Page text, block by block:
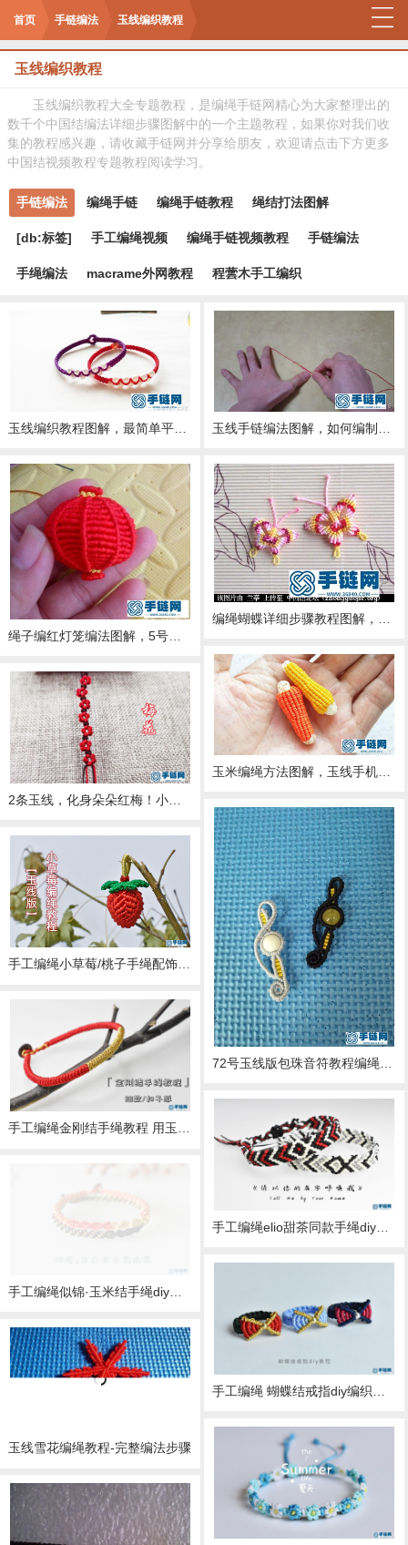
首页 手链编法 玉线编织教程
玉线编织教程
玉线编织教程大全专题教程，是编绳手链网精心为大家整理出的
数千个中国结编法详细步骤图解中的一个主题教程，如果你对我们收
集的教程感兴趣，请收藏手链网并分享给朋友，欢迎请点击下方更多
中国结视频教程专题教程阅读学习。
手链编法 编绳手链 编绳手链教程 绳结打法图解
[db:标签] 手工编绳视频 编绳手链视频教程 手链编法
手绳编法 macrame外网教程 程蕓木手工编织
玉线编织教程图解，最简单平结手绳编法
绳子编红灯笼编法图解，5号线玉线编织传统红灯笼挂件的教程
玉米编绳方法图解，玉线手机链小挂件制作教程
2条玉线，化身朵朵红梅！小白爱了爱了！
72号玉线版包珠音符教程编绳教程-完整编法步骤
手工编绳小草莓/桃子手绳配饰编织教程 玉线练习版
手工编绳金刚结手绳教程 用玉线编织的细版金刚结～编绳基础入门款
手工编绳elio甜茶同款手绳diy编织教程 Call Me By Your Name 请以你的名字呼唤我 （反斜卷结+三股辫 玉线版教程）
手工编绳似锦·玉米结手绳diy编织教程 玉米结+单向平结 玉线编织 扣子版
手工编绳 蝴蝶结戒指diy编织教程 玉线版 （斜卷结+双向平结）
玉线雪花编绳教程-完整编法步骤